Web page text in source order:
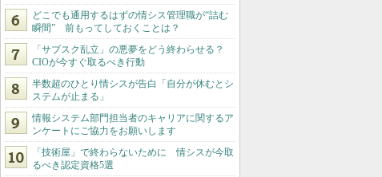
どこでも通用するはずの情シス管理職が“詰む
瞬間” 前もってしておくことは？
「サブスク乱立」の悪夢をどう終わらせる？
CIOが今すぐ取るべき行動
半数超のひとり情シスが告白「自分が休むとシ
ステムが止まる」
情報システム部門担当者のキャリアに関するア
ンケートにご協力をお願いします
「技術屋」で終わらないために 情シスが今取
るべき認定資格5選